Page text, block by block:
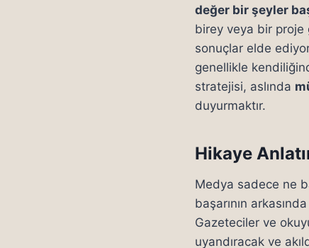
değer bir şeyler
birey veya bir proje
sonuçlar elde
genellikle
stratejisi, aslında
duyurmaktır.
Hikaye
Medya sadece ne
başarının
Gazeteciler ve
uyandıracak ve